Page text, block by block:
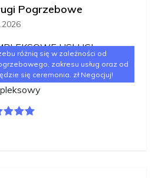
Pogrzebowe
różnią się w zależności od
zakresu usług oraz od
się ceremonia. zł Negocjuj!
USŁUGI
WOLNYJeśli
firmy, która w